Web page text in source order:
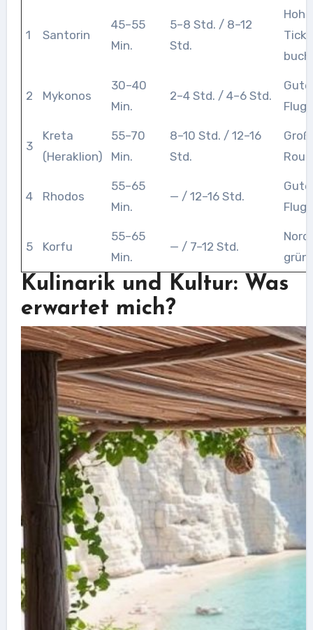
1 Santorin
45–55
Min.
5–8 Std. / 8–12
Std.
2 Mykonos
30–40
Min.
2–4 Std. / 4–6 Std.
Gute
3
Kreta
(Heraklion)
55–70
Min.
8–10 Std. / 12–16
Std.
4 Rhodos
55–65
Min.
— / 12–16 Std.
Gute
5 Korfu
55–65
Min.
— / 7–12 Std.
grün
Kulinarik und Kultur: Was
erwartet mich?